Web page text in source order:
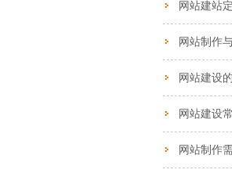
网站制作
网站建设
网站建设
网站制作